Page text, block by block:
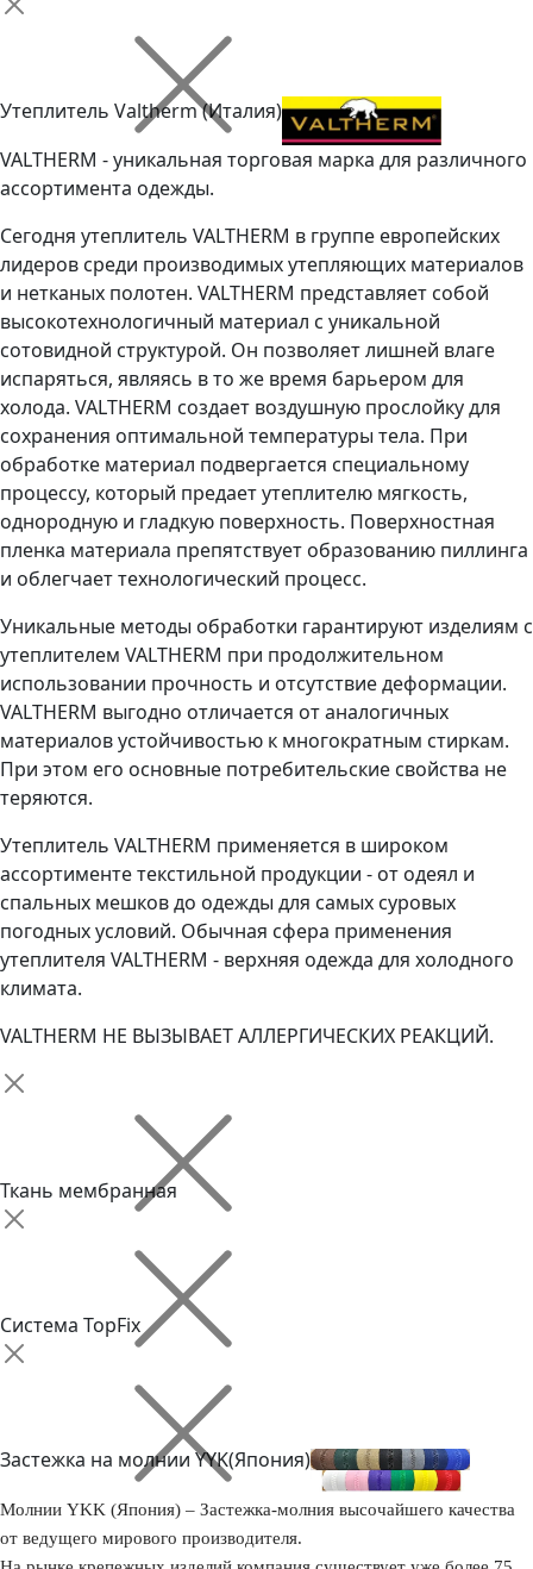
Утеплитель Valtherm (Италия)
VALTHERM - уникальная торговая марка для различного
ассортимента одежды.
Сегодня утеплитель VALTHERM в группе европейских
лидеров среди производимых утепляющих материалов
и нетканых полотен. VALTHERM представляет собой
высокотехнологичный материал с уникальной
сотовидной структурой. Он позволяет лишней влаге
испаряться, являясь в то же время барьером для
холода. VALTHERM создает воздушную прослойку для
сохранения оптимальной температуры тела. При
обработке материал подвергается специальному
процессу, который предает утеплителю мягкость,
однородную и гладкую поверхность. Поверхностная
пленка материала препятствует образованию пиллинга
и облегчает технологический процесс.
Уникальные методы обработки гарантируют изделиям с
утеплителем VALTHERM при продолжительном
использовании прочность и отсутствие деформации.
VALTHERM выгодно отличается от аналогичных
материалов устойчивостью к многократным стиркам.
При этом его основные потребительские свойства не
теряются.
Утеплитель VALTHERM применяется в широком
ассортименте текстильной продукции - от одеял и
спальных мешков до одежды для самых суровых
погодных условий. Обычная сфера применения
утеплителя VALTHERM - верхняя одежда для холодного
климата.
VALTHERM НЕ ВЫЗЫВАЕТ АЛЛЕРГИЧЕСКИХ РЕАКЦИЙ.
Ткань мембранная
Система TopFix
Застежка на молнии YYK(Япония)
Молнии YKK (Япония) – Застежка-молния высочайшего качества
от ведущего мирового производителя.